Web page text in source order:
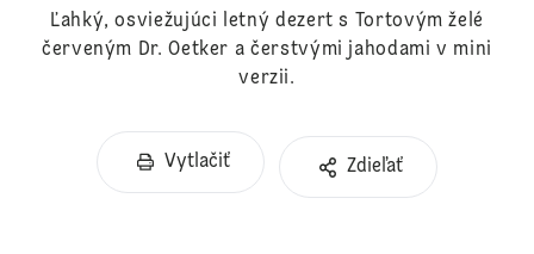
Ľahký, osviežujúci letný dezert s Tortovým želé
červeným Dr. Oetker a čerstvými jahodami v mini
verzii.
Vytlačiť Zdieľať